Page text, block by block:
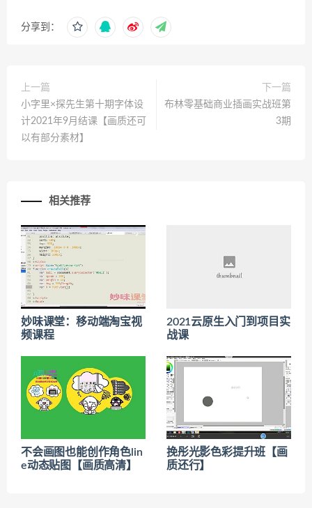
分享到：
上一篇
小字里×探先生第十期字体设
计2021年9月结课【画质还可
以有部分素材】
下一篇
布林零基础商业插画实战班第
3期
相关推荐
妙味课堂：移动端淘宝视
频课程
2021云原生入门到项目实
战课
不会画图也能创作角色lin
e动态贴图【画质高清】
挽彤光影色彩提升班【画
质还行】